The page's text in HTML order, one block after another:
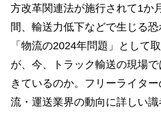
方改革関連法が施行されて1か
間、輸送力低下などで生じる
「物流の2024年問題」として
が、今、トラック輸送の現場
きているのか。フリーライタ
流・運送業界の動向に詳しい識